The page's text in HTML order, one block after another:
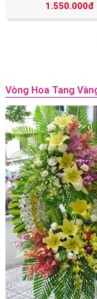
1.550.000đ
Vòng Hoa Tang